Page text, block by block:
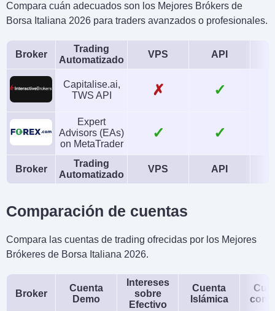
Compara cuán adecuados son los Mejores Brókers de
Borsa Italiana 2026 para traders avanzados o profesionales.
Broker
Trading
Automatizado
VPS API
Capitalise.ai,
TWS API
✗ ✓
Expert
Advisors (EAs)
on MetaTrader
✓ ✓
Broker
Trading
Automatizado
VPS API
Comparación de cuentas
Compara las cuentas de trading ofrecidas por los Mejores
Brókeres de Borsa Italiana 2026.
Broker
Cuenta
Demo
Intereses
sobre
Efectivo
Cuenta
Islámica